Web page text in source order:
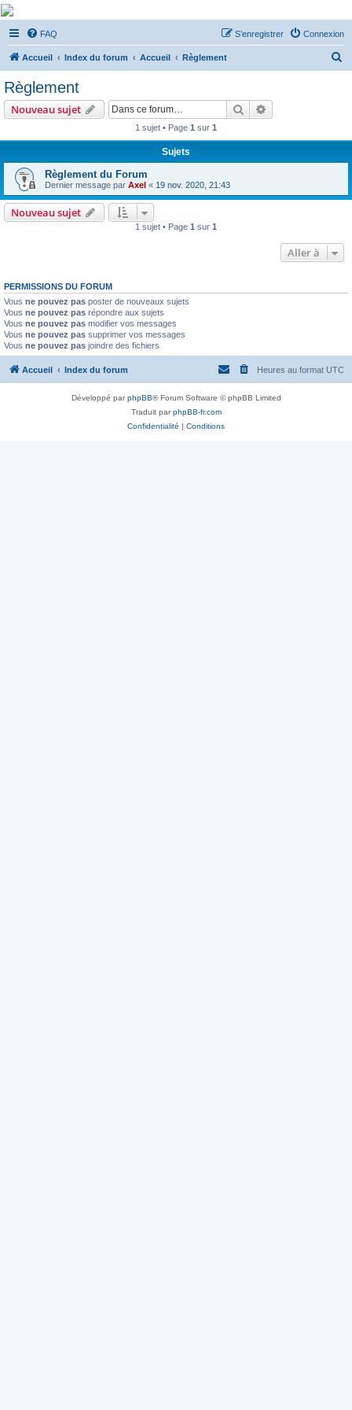
De Musicae Militari -
Forums
Forums de discussions
FAQ Connexion
S’enregistrer
Accueil Index du forum Accueil Règlement
Règlement
Nouveau sujet Rechercher
1 sujet • Page 1 sur 1
Sujets
Règlement du Forum
Dernier message par Axel « 19 nov. 2020, 21:43
Nouveau sujet
1 sujet • Page 1 sur 1
Aller à
PERMISSIONS DU FORUM
Vous ne pouvez pas poster de nouveaux sujets
Vous ne pouvez pas répondre aux sujets
Vous ne pouvez pas modifier vos messages
Vous ne pouvez pas supprimer vos messages
Vous ne pouvez pas joindre des fichiers
Accueil Index du forum Heures au format UTC
Développé parphpBB® Forum Software © phpBB Limited
Traduit parphpBB-fr.com
Confidentialité | Conditions